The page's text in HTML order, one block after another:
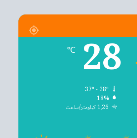
28
℃
18%
1.26 کیلومتر/ساعت